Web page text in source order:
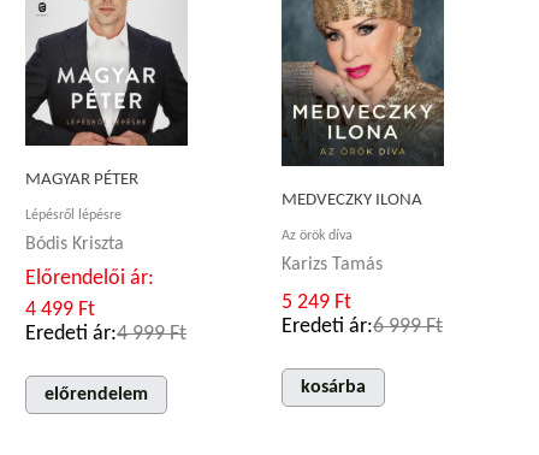
MAGYAR PÉTER
Lépésről lépésre
Bódis Kriszta
Előrendelői ár:
4 499 Ft
Eredeti ár:4 999 Ft
előrendelem
MEDVECZKY ILONA
Az örök díva
Karizs Tamás
5 249 Ft
Eredeti ár:6 999 Ft
kosárba